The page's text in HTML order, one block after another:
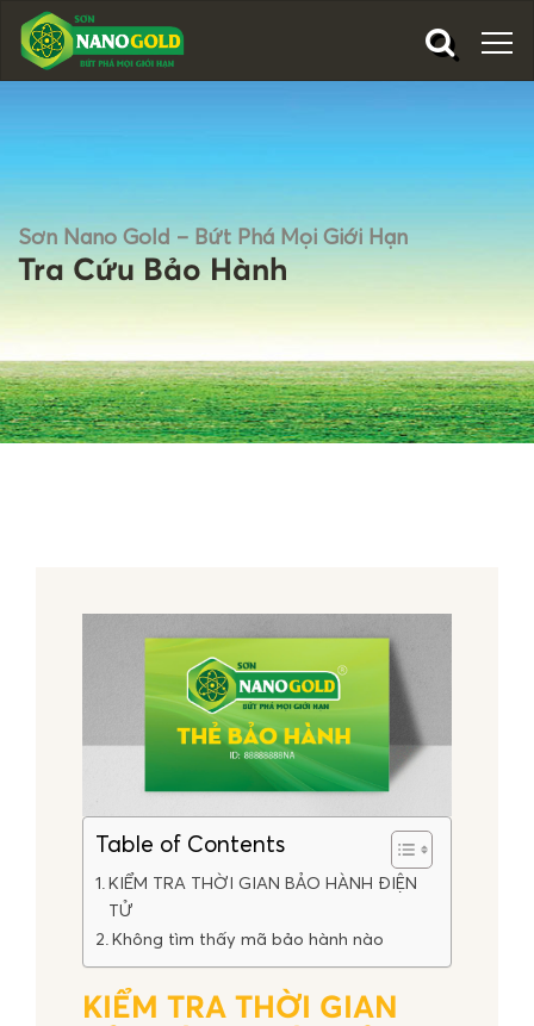
Sơn Nano Gold – Bứt Phá Mọi Giới Hạn
Tra Cứu Bảo Hành
Table of Contents
KIỂM TRA THỜI GIAN BẢO HÀNH ĐIỆN
TỬ
Không tìm thấy mã bảo hành nào
KIỂM TRA THỜI GIAN